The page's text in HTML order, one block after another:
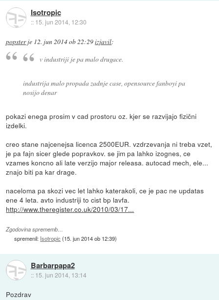
Isotropic
:: 15. jun 2014, 12:30
popsterje 12. jun 2014 ob 22:29izjavil:
v industriji je pa malo drugace.
industrija malo propada zadnje case, opensource fanboyi pa
nosijo denar
pokazi enega prosim v cad prostoru oz. kjer se razvijajo fizični
izdelki.
creo stane najcenejsa licenca 2500EUR. vzdrzevanja ni treba vzet,
je pa fajn sicer glede popravkov. se jim pa lahko izognes, ce
vzames koncno ali late verzijo major releasa. autocad mech, ele...
znajo biti pa kar drage.
naceloma pa skozi vec let lahko katerakoli, ce je pac ne updatas
ene 4 leta. avto industriji to cist bp lavfa.
http://www.theregister.co.uk/2010/03/17...
Zgodovina sprememb…
spremenil: Isotropic (15. jun 2014 ob 12:39)
Barbarpapa2
:: 15. jun 2014, 13:14
Pozdrav